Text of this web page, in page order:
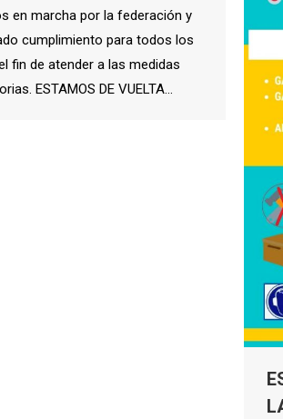
en marcha por la federación y
cumplimiento para todos los
fin de atender a las medidas
ESTAMOS DE VUELTA…